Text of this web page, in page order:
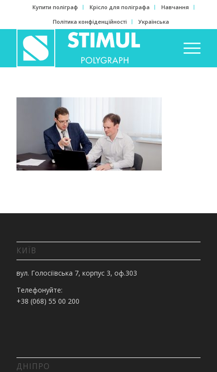
Купити поліграф Крісло для поліграфа
Навчання
Політика конфіденційності
Українська
КИЇВ
вул. Голосіївська 7, корпус 3, оф.303
Телефонуйте:
+38 (068) 55 00 200
ДНІПРО